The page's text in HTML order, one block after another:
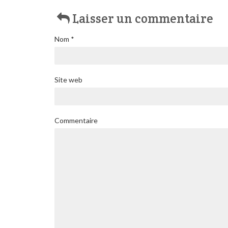
Laisser un commentaire
Nom *
Site web
Commentaire